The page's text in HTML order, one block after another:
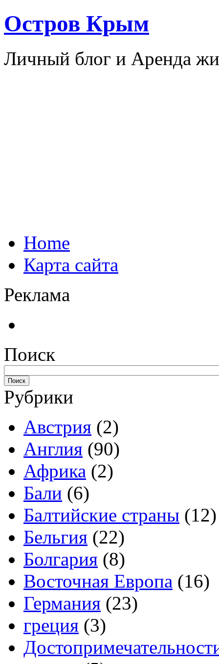
Остров Крым
Личный блог и Аренда
Home
Карта сайта
Реклама
Поиск
Рубрики
Австрия (2)
Англия (90)
Африка (2)
Бали (6)
Балтийские страны (12)
Бельгия (22)
Болгария (8)
Восточная Европа (16)
Германия (23)
греция (3)